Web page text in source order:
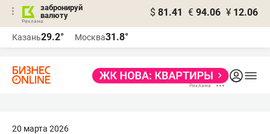
забронируй
валюту
$ 81.41 € 94.06 ¥ 12.06
Казань29.2° Москва31.8°
20 марта 2026